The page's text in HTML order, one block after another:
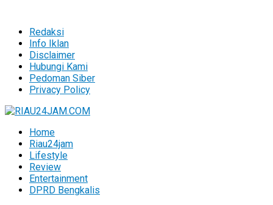
Redaksi
Info Iklan
Disclaimer
Hubungi Kami
Pedoman Siber
Privacy Policy
Home
Riau24jam
Lifestyle
Review
Entertainment
DPRD Bengkalis